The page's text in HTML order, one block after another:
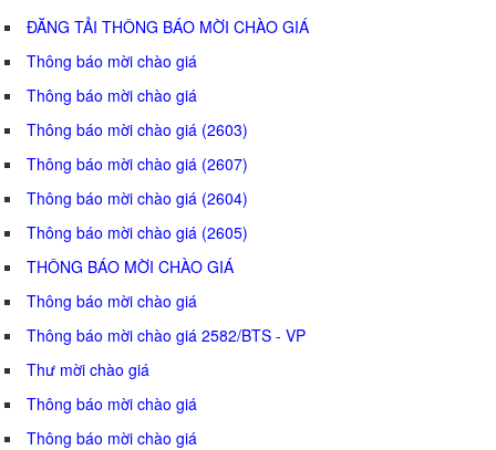
ĐĂNG TẢI THÔNG BÁO MỜI CHÀO GIÁ
Thông báo mời chào giá
Thông báo mời chào giá
Thông báo mời chào giá (2603)
Thông báo mời chào giá (2607)
Thông báo mời chào giá (2604)
Thông báo mời chào giá (2605)
THÔNG BÁO MỜI CHÀO GIÁ
Thông báo mời chào giá
Thông báo mời chào giá 2582/BTS - VP
Thư mời chào giá
Thông báo mời chào giá
Thông báo mời chào giá